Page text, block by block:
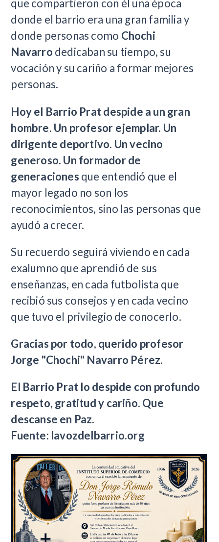
que compartieron con él una época
donde el barrio era una gran familia y
donde personas como Chochi
Navarro dedicaban su tiempo, su
vocación y su cariño a formar mejores
personas.
Hoy el Barrio Prat despide a un gran
hombre. Un profesor ejemplar. Un
dirigente deportivo. Un vecino
generoso. Un formador de
generaciones que entendió que el
mayor legado no son los
reconocimientos, sino las personas que
ayudó a crecer.
Su recuerdo seguirá viviendo en cada
exalumno que aprendió de sus
enseñanzas, en cada futbolista que
recibió sus consejos y en cada vecino
que tuvo el privilegio de conocerlo.
Gracias por todo, querido profesor
Jorge "Chochi" Navarro Pérez.
El Barrio Prat lo despide con profundo
respeto, gratitud y cariño. Que
descanse en Paz.
Fuente: lavozdelbarrio.org